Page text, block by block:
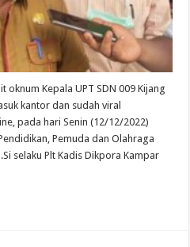
009
Kijang
Jaya
Besok
oknum Kepala UPT SDN 009 Kijang
kantor dan sudah viral
pada hari Senin (12/12/2022)
Pemuda dan Olahraga
selaku Plt Kadis Dikpora Kampar